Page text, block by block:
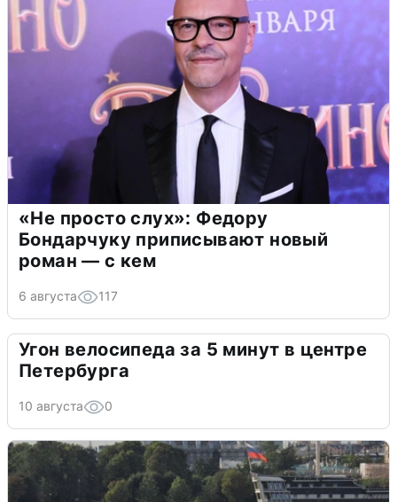
«Не просто слух»: Федору
Бондарчуку приписывают новый
роман — с кем
6 августа 117
Угон велосипеда за 5 минут в центре
Петербурга
10 августа 0